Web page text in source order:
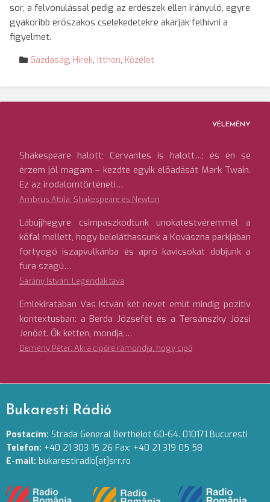
sor, a felvonulással pedig az erdészek ellen irányuló, egyre
gyakoribb erőszakos cselekedetekre akarják felhívni a
figyelmet.
Gazdaság, Hírek, Itthon, Közélet
VÉLEMÉNY
Shakespeare halott; Cervantes is halott…; és én se
érzem jól magam – kezdte egyik előadását Mark Twain.
Ez az irodalomtörténeti…
Ambrus Attila: Shakespeare és Newton
Lábujjhegyre csimpaszkodtunk unokatestvéremmel a
kőfal mellett, hogy beleláthassunk a Kovászna parkjában
fortyogó iszapvulkánba és apró kavicsokat dobjunk a
fura szagú…
Sarány István: Legendák tava
Emlékiratában Vas István két nevet említ mindig pozitív
kontextusban: a Berda Józsefét és a Tersánszky Józsi
Jenőét. Ők ketten, mondja,…
Demény Péter: Aki a cipőre rámondja, hogy cipő
Bukaresti Rádió
Postacím: Strada General Berthelot 60-64. 010171 Bucuresti
Telefon: +40 21 303 15 26 Fax: +40 21 319 05 58
E-mail: bukarestiradio[at]srr.ro